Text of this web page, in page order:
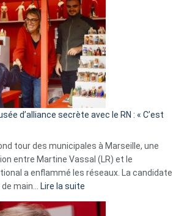
Algérie
d’alliance secrète avec le RN : « C’est
tour des municipales à Marseille, une
entre Martine Vassal (LR) et le
a enflammé les réseaux. La candidate
de main… Lire la suite
Martine
Vassal